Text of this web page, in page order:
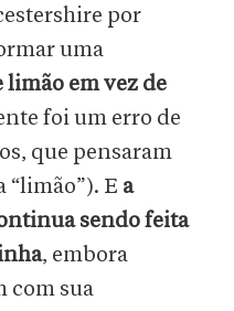
por
uma
limão em vez de
foi um erro de
que pensaram
“limão”). E a
sendo feita
, embora
com sua